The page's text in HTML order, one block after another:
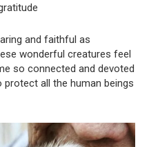
and faithful as
wonderful creatures feel
so connected and devoted
protect all the human beings